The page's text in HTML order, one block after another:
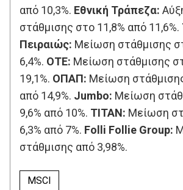
από 10,3%. Εθνική Τράπεζα:
στάθμισης στο 11,8% από 11,6%.
Πειραιώς: Μείωση στάθμισης
6,4%. ΟΤΕ: Μείωση στάθμισης
19,1%. ΟΠΑΠ: Μείωση
από 14,9%. Jumbo: Μείωση
9,6% από 10%. ΤΙΤΑΝ: Μείωση
6,3% από 7%. Folli Follie Group:
στάθμισης από 3,98%.
MSCI